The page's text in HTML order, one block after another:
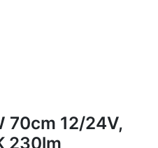
70cm 12/24V,
230lm